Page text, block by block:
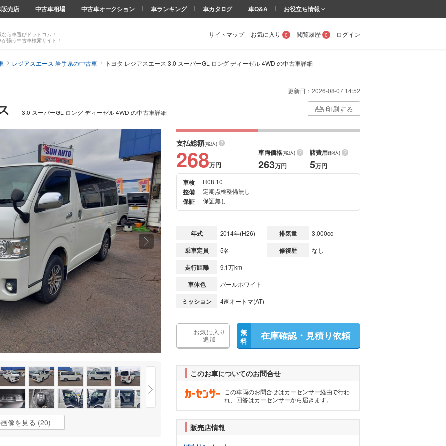
ら車選びドットコム！
揃う中古車検索サイト！
サイトマップ お気に入り 0 閲覧履歴 0 ログイン
売店 中古車相場 中古車オークション 車ランキング 車カタログ 車Q&A お役立ち情報
レジアスエース 岩手県の中古車 トヨタ レジアスエース 3.0 スーパーGL ロング ディーゼル 4WD の中古車詳細
更新日： 2026-08-07 14:52
3.0 スーパーGL ロング ディーゼル 4WD の中古車詳細 印刷する
次の
画像
像を見る (20)
支払総額(税込)
268万円
車両価格(税込)
263万円
諸費用(税込)
5万円
車検
R08.10
整備 定期点検整備無し
保証 保証無し
年式 2014年(H26) 排気量 3,000cc
乗車定員 5名 修復歴 なし
走行距離 9.1万km
車体色 パールホワイト
ミッション 4速オートマ(AT)
お気に入り
追加
無
料
在庫確認・見積り依頼
このお車についてのお問合せ
この車両のお問合せはカーセンサー経由で行わ
れ、回答はカーセンサーから届きます。
販売店情報